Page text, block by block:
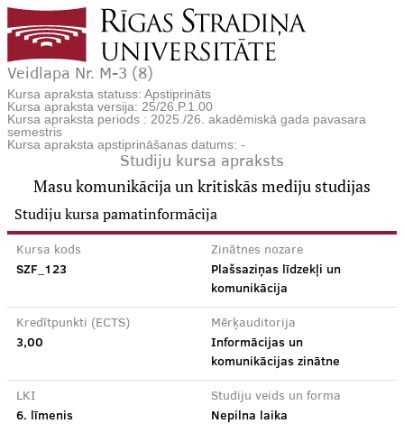
Veidlapa Nr. M-3 (8)
Kursa apraksta statuss: Apstiprināts
Kursa apraksta versija: 25/26.P.1.00
Kursa apraksta periods : 2025./26. akadēmiskā gada pavasara
semestris
Kursa apraksta apstiprināšanas datums: -
Studiju kursa apraksts
Masu komunikācija un kritiskās mediju studijas
Studiju kursa pamatinformācija
Kursa kods
SZF_123
Zinātnes nozare
Plašsaziņas līdzekļi un
komunikācija
Kredītpunkti (ECTS)
3,00
Mērķauditorija
Informācijas un
komunikācijas zinātne
LKI
6. līmenis
Studiju veids un forma
Nepilna laika